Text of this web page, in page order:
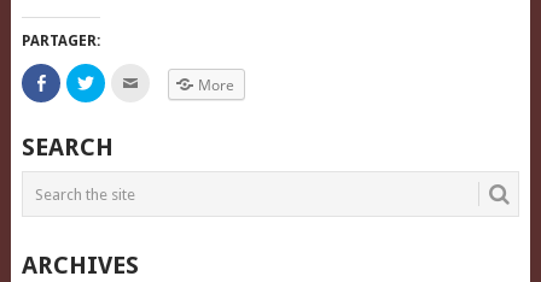
PARTAGER:
Click
to
share
Facebook
(Opens
in
window)
Click
to
Twitter
(Opens
in
window)
friend
More
SEARCH
ARCHIVES